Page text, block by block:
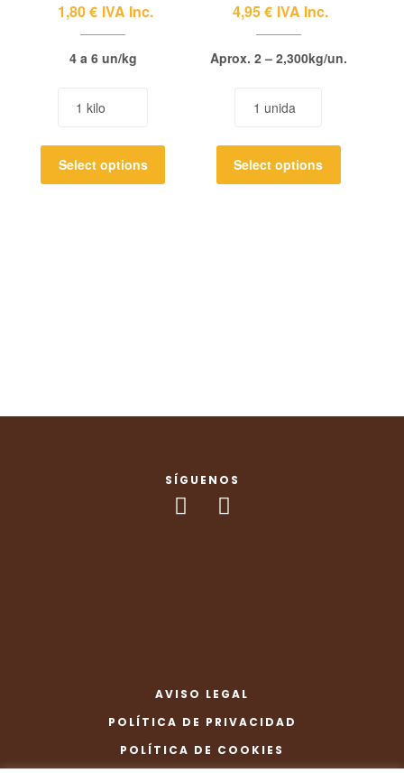
1,80€ IVA Inc.
4 a 6 un/kg
Select options
4,95€ IVA Inc.
Aprox. 2 – 2,300kg/un.
Select options
SÍGUENOS
AVISO LEGAL
POLÍTICA DE PRIVACIDAD
POLÍTICA DE COOKIES